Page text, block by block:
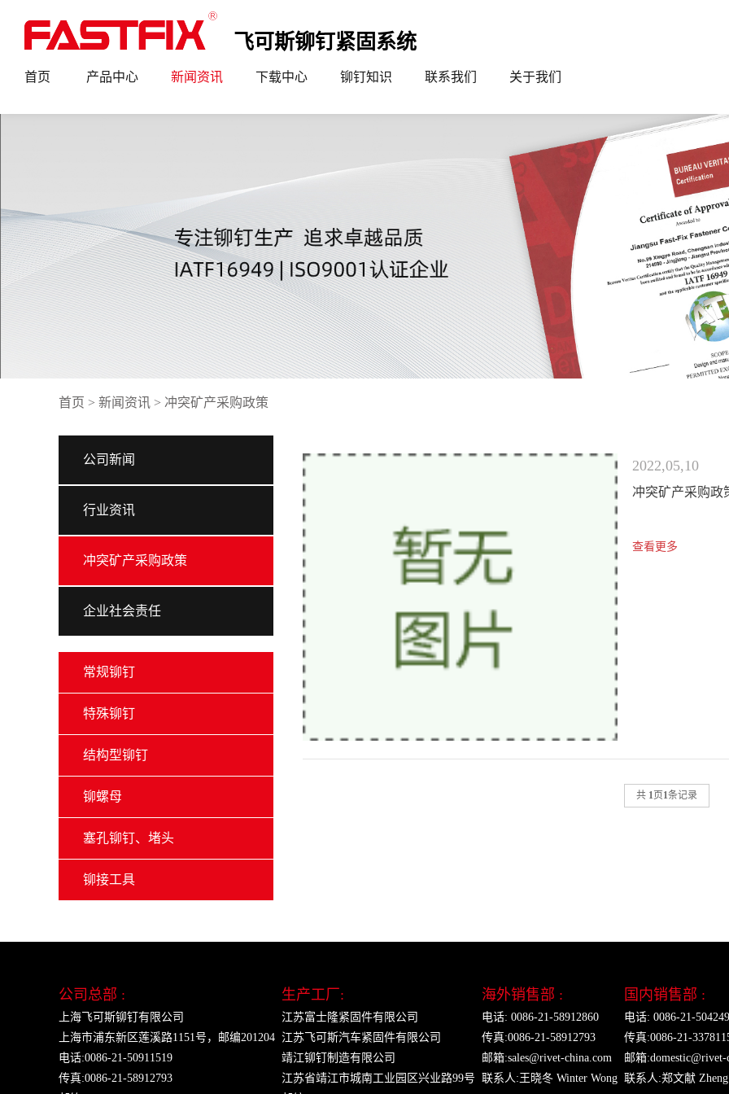
飞可斯铆钉紧固系统
首页 产品中心 新闻资讯 下载中心 铆钉知识 联系我们 关于我们
首页 > 新闻资讯 > 冲突矿产采购政策
公司新闻
行业资讯
冲突矿产采购政策
企业社会责任
常规铆钉
特殊铆钉
结构型铆钉
铆螺母
塞孔铆钉、堵头
铆接工具
2022,05,10
冲突矿产采购政
查看更多
共 1页1条记录
公司总部 :
上海飞可斯铆钉有限公司
上海市浦东新区莲溪路1151号，邮编201204
电话:0086-21-50911519
传真:0086-21-58912793
生产工厂:
江苏富士隆紧固件有限公司
江苏飞可斯汽车紧固件有限公司
靖江铆钉制造有限公司
江苏省靖江市城南工业园区兴业路99号
海外销售部 :
电话: 0086-21-58912860
传真:0086-21-58912793
邮箱:sales@rivet-china.com
联系人:王晓冬 Winter Wong
国内销售部 :
电话: 0086-21-
传真:0086-21-
邮箱:domestic@rivet-
联系人:郑文献 Zheng